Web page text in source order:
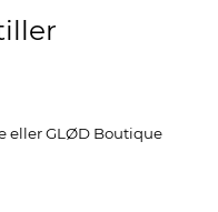
eller GLØD Boutique